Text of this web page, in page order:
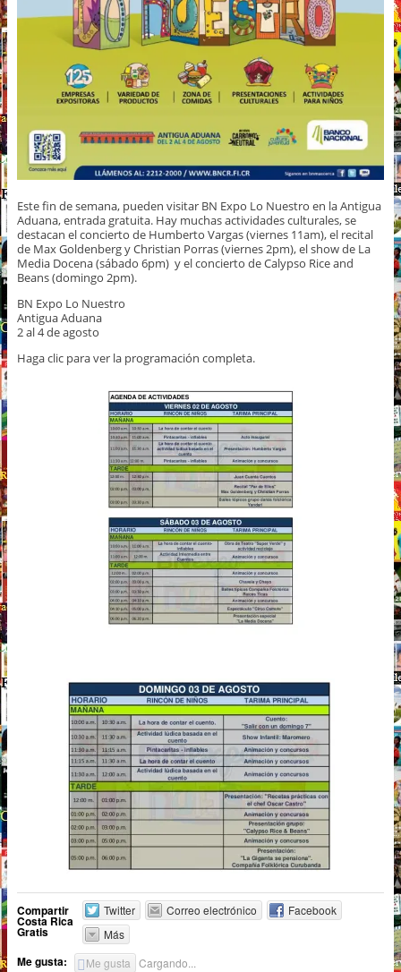
Este fin de semana, pueden visitar BN Expo Lo Nuestro en la Antigua
Aduana, entrada gratuita. Hay muchas actividades culturales, se
destacan el concierto de Humberto Vargas (viernes 11am), el recital
de Max Goldenberg y Christian Porras (viernes 2pm), el show de La
Media Docena (sábado 6pm) y el concierto de Calypso Rice and
Beans (domingo 2pm).
BN Expo Lo Nuestro
Antigua Aduana
2 al 4 de agosto
Haga clic para ver la programación completa.
Compartir
Costa Rica
Gratis
Twitter Correo electrónico
Facebook
Más
Me gusta: Me gusta Cargando...